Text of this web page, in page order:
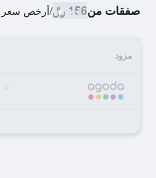
صفقات من156 ﷼ /أرخص سعر
مزود